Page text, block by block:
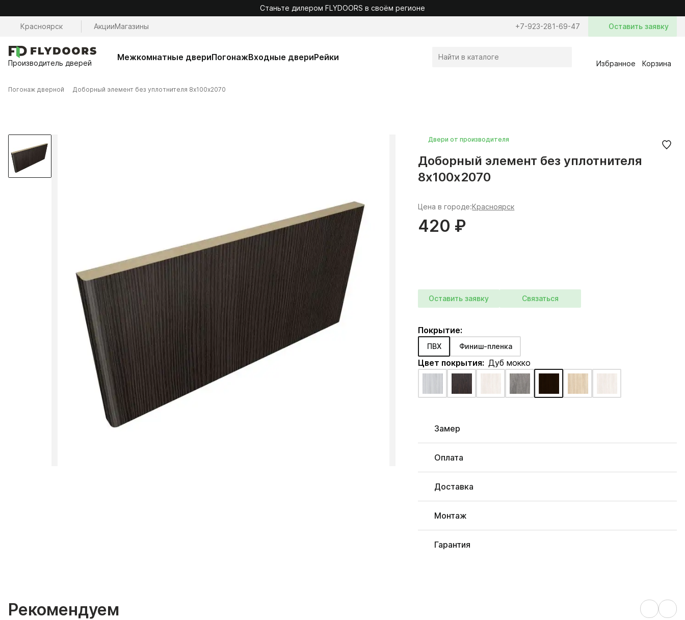
Станьте дилером FLYDOORS в своём регионе
Красноярск АкцииМагазины +7-923-281-69-47 Оставить заявку
Производитель дверей
Межкомнатные двериПогонажВходные двериРейки
Избранное Корзина
Погонаж дверной Доборный элемент без уплотнителя 8х100х2070
Двери от производителя
Доборный элемент без уплотнителя
8х100х2070
Цена в городе:Красноярск
420 ₽
Оставить заявку Связаться
Покрытие:
ПВХ Финиш-пленка
Цвет покрытия: Дуб мокко
Замер
Оплата
Доставка
Монтаж
Гарантия
Рекомендуем